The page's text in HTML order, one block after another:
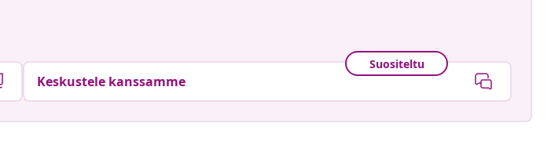
Suositeltu
Keskustele kanssamme